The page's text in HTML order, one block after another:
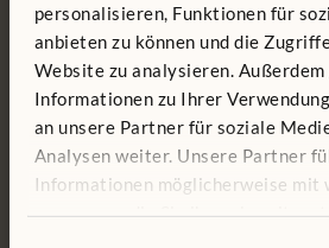
personalisieren, Funktionen für
anbieten zu können und die
Website zu analysieren. Außerdem
Informationen zu Ihrer
an unsere Partner für soziale
Analysen weiter. Unsere Partner
Informationen möglicherweise mit
zusammen, die Sie ihnen
Kundendienst
Wir unterstützen Sie gerne,
wenn es um unsere Produkte
geht. Zögern Sie nicht, uns
sind,